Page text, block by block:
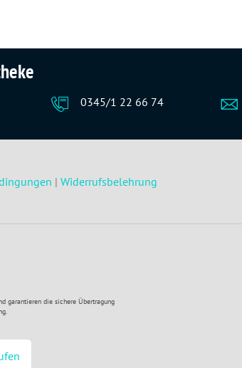
0345/1 22 66 74
| Widerrufsbelehrung
garantieren die sichere Übertragung